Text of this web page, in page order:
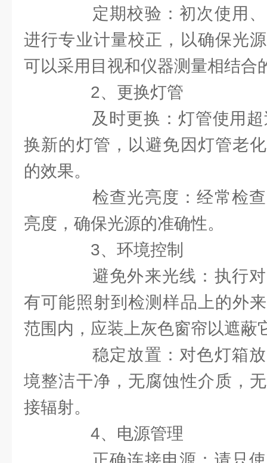
定期校验：初次使用、
进行专业计量校正，以确保光
可以采用目视和仪器测量相结合
2、更换灯管
及时更换：灯管使用超
换新的灯管，以避免因灯管老
的效果。
检查光亮度：经常检查
亮度，确保光源的准确性。
3、环境控制
避免外来光线：执行对
有可能照射到检测样品上的外
范围内，应装上灰色窗帘以遮蔽
稳定放置：对色灯箱放
境整洁干净，无腐蚀性介质，
接辐射。
4、电源管理